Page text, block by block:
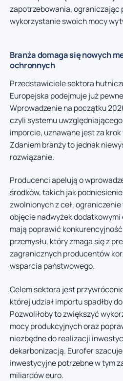
zapotrzebowania, ograniczając
wykorzystanie swoich mocy
Branża domaga się nowych
ochronnych
Przedstawiciele sektora
Europejska podejmuje już
Wprowadzenie na początku
czyli systemu
imporcie, uznawane jest za
Zdaniem branży to jednak
rozwiązanie.
Producenci apelują o
środków, takich jak
zwolnionych z ceł,
objęcie nadwyżek dodatkowymi
mają poprawić
przemysłu, który zmaga się z
zagranicznych producentów
wsparcia państwowego.
Celem sektora jest
której udział importu spadłby
Pozwoliłoby to zwiększyć
mocy produkcyjnych oraz
niezbędne do realizacji
dekarbonizacją. Eurofer
inwestycyjne potrzebne w tym
miliardów euro.